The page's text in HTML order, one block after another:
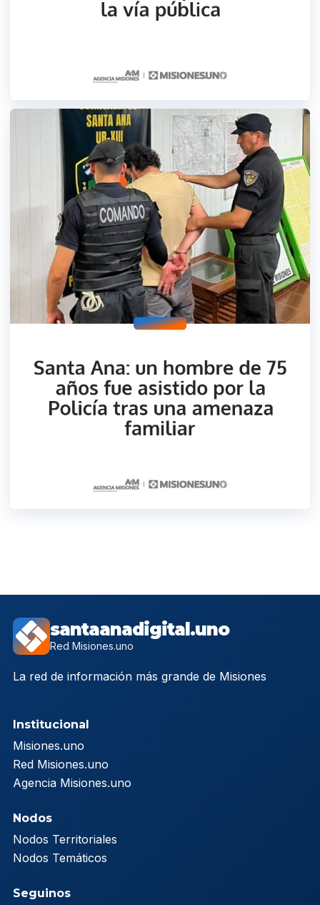
santaanadigital.uno
Red Misiones.uno
La red de información más grande de Misiones
Institucional
Misiones.uno
Red Misiones.uno
Agencia Misiones.uno
Nodos
Nodos Territoriales
Nodos Temáticos
Seguinos